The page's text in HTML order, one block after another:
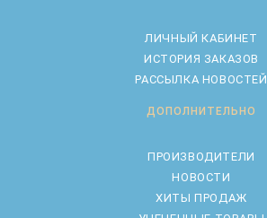
ЛИЧНЫЙ КАБИНЕТ
ИСТОРИЯ ЗАКАЗОВ
РАССЫЛКА НОВОСТЕЙ
ДОПОЛНИТЕЛЬНО
ПРОИЗВОДИТЕЛИ
НОВОСТИ
ХИТЫ ПРОДАЖ